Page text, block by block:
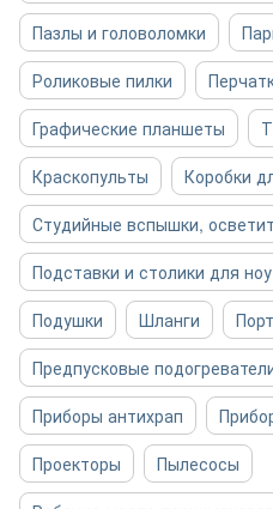
Пазлы и головоломки
Роликовые пилки
Графические планшеты
Краскопульты
Коробки
Студийные вспышки,
Подставки и столики для
Подушки
Шланги
Предпусковые
Приборы антихрап
Проекторы
Пылесосы